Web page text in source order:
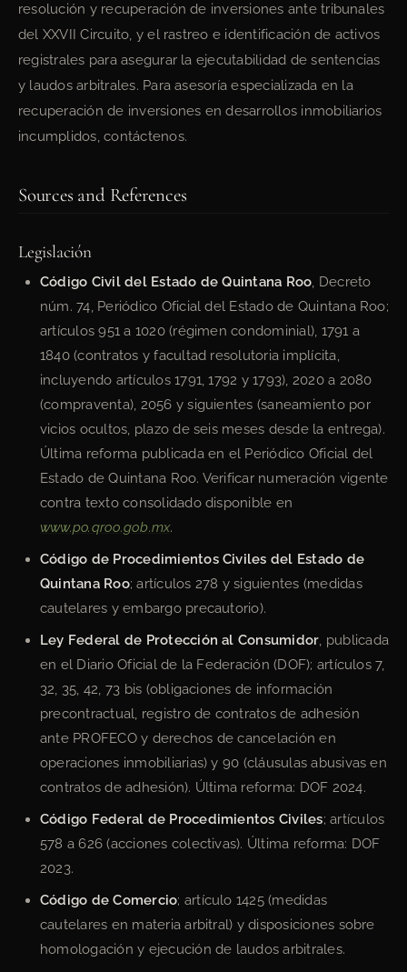
resolución y recuperación de inversiones ante tribunales
del XXVII Circuito, y el rastreo e identificación de activos
registrales para asegurar la ejecutabilidad de sentencias
y laudos arbitrales. Para asesoría especializada en la
recuperación de inversiones en desarrollos inmobiliarios
incumplidos, contáctenos.
Sources and References
Legislación
Código Civil del Estado de Quintana Roo , Decreto
núm. 74, Periódico Oficial del Estado de Quintana Roo;
artículos 951 a 1020 (régimen condominial), 1791 a
1840 (contratos y facultad resolutoria implícita,
incluyendo artículos 1791, 1792 y 1793), 2020 a 2080
(compraventa), 2056 y siguientes (saneamiento por
vicios ocultos, plazo de seis meses desde la entrega).
Última reforma publicada en el Periódico Oficial del
Estado de Quintana Roo. Verificar numeración vigente
contra texto consolidado disponible en
www.po.qroo.gob.mx.
Código de Procedimientos Civiles del Estado de
Quintana Roo; artículos 278 y siguientes (medidas
cautelares y embargo precautorio).
Ley Federal de Protección al Consumidor , publicada
en el Diario Oficial de la Federación (DOF); artículos 7,
32, 35, 42, 73 bis (obligaciones de información
precontractual, registro de contratos de adhesión
ante PROFECO y derechos de cancelación en
operaciones inmobiliarias) y 90 (cláusulas abusivas en
contratos de adhesión). Última reforma: DOF 2024.
Código Federal de Procedimientos Civiles; artículos
578 a 626 (acciones colectivas). Última reforma: DOF
2023.
Código de Comercio; artículo 1425 (medidas
cautelares en materia arbitral) y disposiciones sobre
homologación y ejecución de laudos arbitrales.